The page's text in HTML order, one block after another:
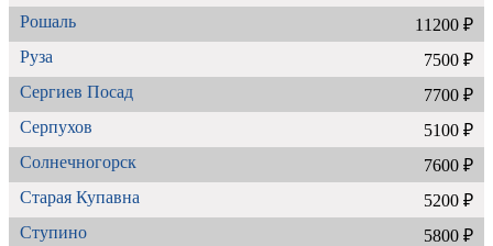
Рошаль
11200 ₽
Руза
7500 ₽
Сергиев Посад
7700 ₽
Серпухов
5100 ₽
Солнечногорск
7600 ₽
Старая Купавна
5200 ₽
Ступино
5800 ₽